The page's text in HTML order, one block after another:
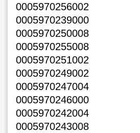
0005970256002
0005970239000
0005970250008
0005970255008
0005970251002
0005970249002
0005970247004
0005970246000
0005970242004
0005970243008